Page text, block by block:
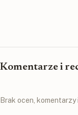
Komentarze i
Brak ocen, komentarzy